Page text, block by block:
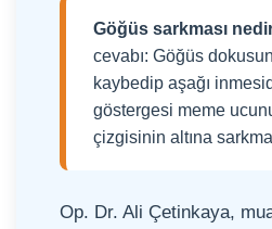
Göğüs sarkması
cevabı: Göğüs
kaybedip aşağı
göstergesi meme
çizgisinin altına
Op. Dr. Ali Çetinkaya,